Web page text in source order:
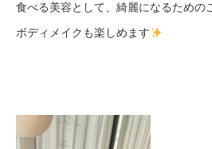
食べる美容として、綺麗になるための
ボディメイクも楽しめます